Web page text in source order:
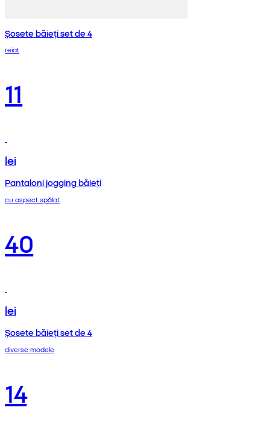
Șosete băieți set de 4
reiat
11
lei
Pantaloni jogging băieți
cu aspect spălat
40
lei
Șosete băieți set de 4
diverse modele
14